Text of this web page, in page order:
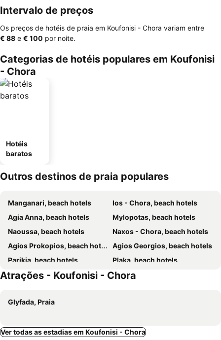
Intervalo de preços
Os preços de hotéis de praia em Koufonisi - Chora variam entre
‎€ 88 e ‎€ 100 por noite.
Categorias de hotéis populares em Koufonisi
- Chora
Hotéis
baratos
Outros destinos de praia populares
Manganari, beach hotels
Ios - Chora, beach hotels
Agia Anna, beach hotels
Mylopotas, beach hotels
Naoussa, beach hotels
Naxos - Chora, beach hotels
Agios Prokopios, beach hotels
Agios Georgios, beach hotels
Parikia, beach hotels
Plaka, beach hotels
Logaras, beach hotels
Livadia - Paros, beach hotels
Parasporos, beach hotels
Ambelas, beach hotels
Apollonas, beach hotels
Atrações - Koufonisi - Chora
Glyfada, Praia
Ver todas as estadias em Koufonisi - Chora